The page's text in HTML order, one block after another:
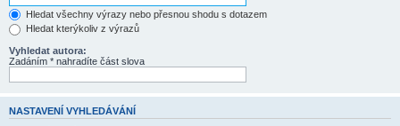
Hledat všechny výrazy nebo přesnou shodu s dotazem
Hledat kterýkoliv z výrazů
Vyhledat autora:
Zadáním * nahradíte část slova
NASTAVENÍ VYHLEDÁVÁNÍ